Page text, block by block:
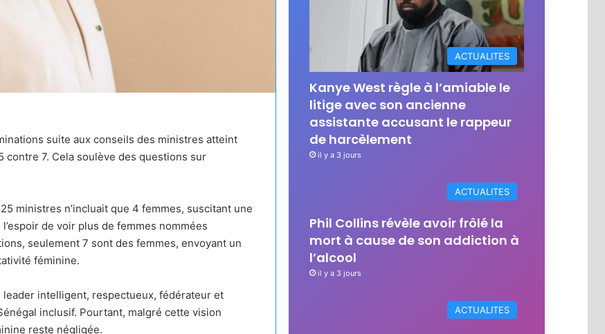
suite aux conseils des ministres atteint
7. Cela soulève des questions sur
ministres n’incluait que 4 femmes, suscitant une
de voir plus de femmes nommées
seulement 7 sont des femmes, envoyant un
féminine.
leader intelligent, respectueux, fédérateur et
inclusif. Pourtant, malgré cette vision
reste négligée.
ACTUALITES
Kanye West règle à l’amiable le
litige avec son ancienne
assistante accusant le rappeur
de harcèlement
il y a 3 jours
ACTUALITES
Phil Collins révèle avoir frôlé la
mort à cause de son addiction à
l’alcool
il y a 3 jours
ACTUALITES